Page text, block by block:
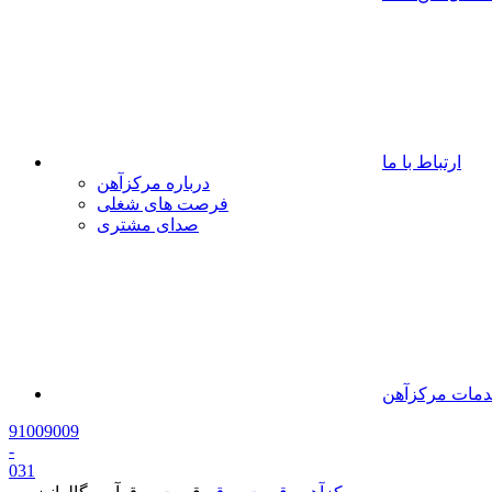
ارتباط با ما
درباره مرکزآهن
فرصت های شغلی
صدای مشتری
مرکزآهن
91009009
-
031